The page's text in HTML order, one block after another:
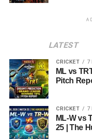
LATEST
CRICKET 7
ML vs
Pitch
CRICKET 7
ML-W vs
25 | The